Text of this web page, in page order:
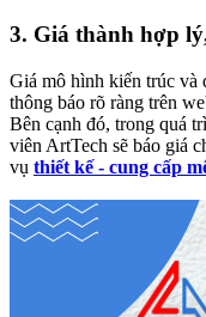
3. Giá thành hợp
Giá mô hình kiến trúc và
thông báo rõ ràng trên
Bên cạnh đó, trong quá
viên ArtTech sẽ báo giá
vụ thiết kế - cung cấp